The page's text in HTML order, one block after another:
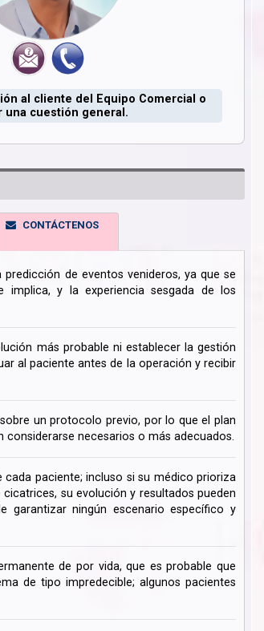
al cliente del Equipo Comercial o
una cuestión general.
CONTÁCTENOS
de eventos venideros, ya que se
implica, y la experiencia sesgada de los
más probable ni establecer la gestión
al paciente antes de la operación y recibir
un protocolo previo, por lo que el plan
necesarios o más adecuados.
paciente; incluso si su médico prioriza
su evolución y resultados pueden
ningún escenario específico y
de por vida, que es probable que
de tipo impredecible; algunos pacientes